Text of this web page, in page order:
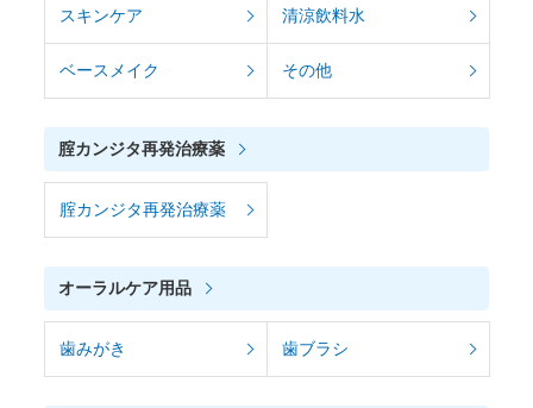
スキンケア 清涼飲料水
ベースメイク その他
腟カンジタ再発治療薬
腟カンジタ再発治療薬
オーラルケア用品
歯みがき 歯ブラシ